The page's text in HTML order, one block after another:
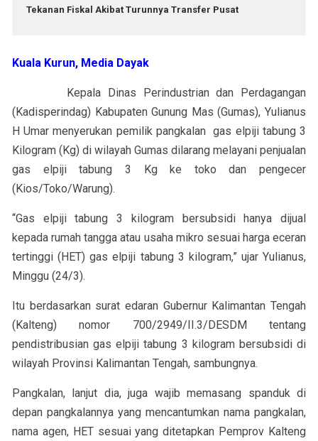
Tekanan Fiskal Akibat Turunnya Transfer Pusat
Kuala Kurun, Media Dayak
Kepala Dinas Perindustrian dan Perdagangan
(Kadisperindag) Kabupaten Gunung Mas (Gumas), Yulianus
H Umar menyerukan pemilik pangkalan gas elpiji tabung 3
Kilogram (Kg) di wilayah Gumas dilarang melayani penjualan
gas elpiji tabung 3 Kg ke toko dan pengecer
(Kios/Toko/Warung).
“Gas elpiji tabung 3 kilogram bersubsidi hanya dijual
kepada rumah tangga atau usaha mikro sesuai harga eceran
tertinggi (HET) gas elpiji tabung 3 kilogram,” ujar Yulianus,
Minggu (24/3).
Itu berdasarkan surat edaran Gubernur Kalimantan Tengah
(Kalteng) nomor 700/2949/II.3/DESDM tentang
pendistribusian gas elpiji tabung 3 kilogram bersubsidi di
wilayah Provinsi Kalimantan Tengah, sambungnya.
Pangkalan, lanjut dia, juga wajib memasang spanduk di
depan pangkalannya yang mencantumkan nama pangkalan,
nama agen, HET sesuai yang ditetapkan Pemprov Kalteng